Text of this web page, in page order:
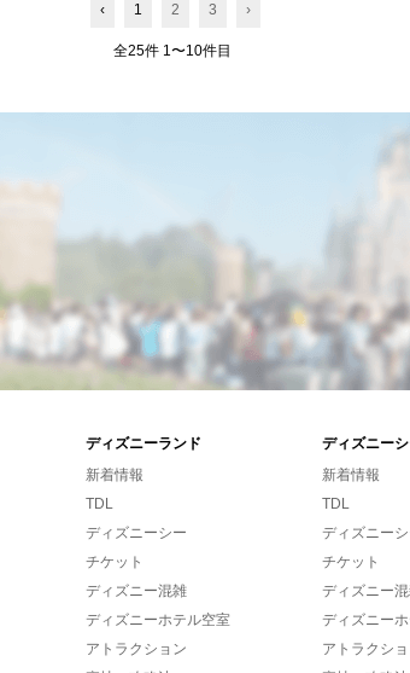
‹ 1 2 3 ›
全25件 1〜10件目
ディズニーランド ディズニー
新着情報
TDL
ディズニーシー
チケット
ディズニー混雑
ディズニーホテル空室
アトラクション
新着情報
TDL
ディズニー
チケット
ディズニー
ディズニー
アトラクシ